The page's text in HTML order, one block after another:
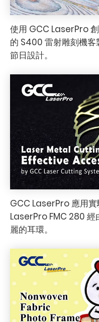
使用 GCC LaserPro
的 S400 雷射雕刻機
節日設計。
GCC LaserPro 應用
LaserPro FMC 280 經
麗的耳環。